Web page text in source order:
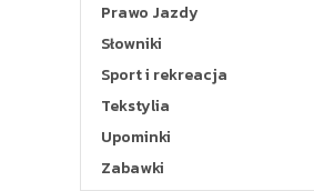
Prawo Jazdy
Słowniki
Sport i rekreacja
Tekstylia
Upominki
Zabawki